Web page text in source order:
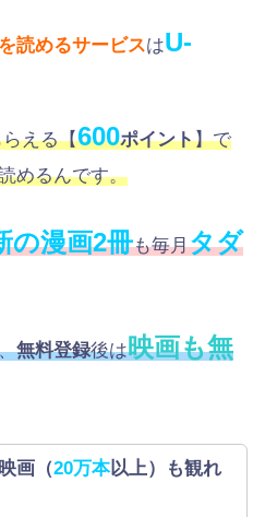
読めるサービスはU-
える【600ポイント】で
めるんです。
の漫画2冊も毎月タダ
無料登録後は映画も無
画（20万本以上）も観れ